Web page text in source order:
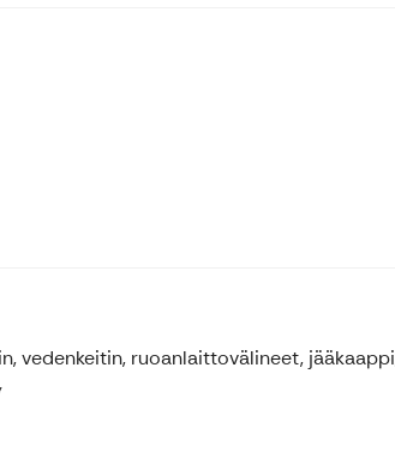
vedenkeitin, ruoanlaittovälineet,